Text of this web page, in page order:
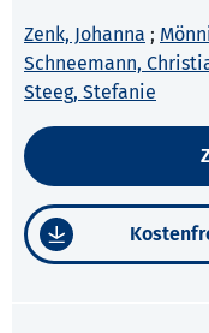
Zenk, Johanna ;
Schneemann,
Steeg, Stefanie